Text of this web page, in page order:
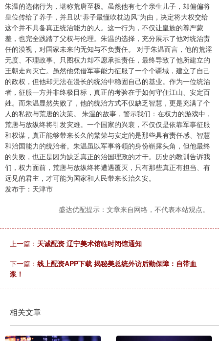
朱温的选储行为，堪称荒唐至极。虽然他有七个亲生儿子，却偏偏将
皇位传给了养子，并且以“养子最懂吹枕边风”为由，决定将大权交给
这个并不具备真正统治能力的人。这一行为，不仅让皇族的尊严蒙
羞，也完全践踏了父权与伦理。朱温的选择，充分展示了他对统治责
任的漠视，对国家未来的无知与不负责任。 对于朱温而言，他的荒淫
无度、不理政事、只图权力却不愿承担责任，最终导致了他所建立的
王朝走向灭亡。虽然他凭借军事能力征服了一个个疆域，建立了自己
的政权，但他却无法在漫长的统治中稳固自己的基业。作为一位统治
者，征服一方并非终极目标，真正的考验在于如何守住江山、安定百
姓。而朱温显然失败了，他的统治方式不仅缺乏智慧，更是充满了个
人的私欲与荒唐的决策。 朱温的故事，警示我们：在权力的游戏中，
荒唐与放纵终将引发灾难。一个国家的兴衰，不仅仅是依靠军事征服
和权谋，真正能够带来长久的繁荣与安定的是那些具有责任感、智慧
和治国能力的统治者。朱温虽以军事将领的身份崭露头角，但他最终
的失败，也正是因为缺乏真正的治国理政的才干。历史的教训告诉我
们，权力面前，荒唐与放纵终将遭遇覆灭，只有那些真正有担当、有
远见的君主，才可能为国家和人民带来长治久安。
发布于：天津市
盛达优配提示：文章来自网络，不代表本站观点。
上一篇： 天诚配资 辽宁美术馆临时闭馆通知
下一篇： 线上配资APP下载 揭秘美总统外访后勤保障：自带血
浆！
相关文章